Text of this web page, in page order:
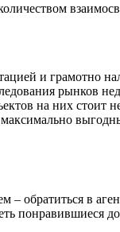
и
на них стоит
в
понравившиеся